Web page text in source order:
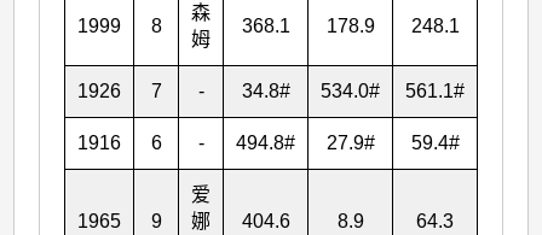
1999 8
森
姆
368.1 178.9 248.1
1926 7 - 34.8# 534.0# 561.1#
1916 6 - 494.8# 27.9# 59.4#
1965 9
爱
娜
404.6 8.9 64.3